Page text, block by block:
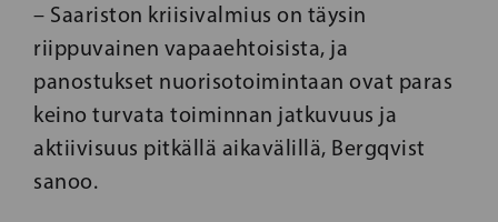
– Saariston kriisivalmius on täysin
riippuvainen vapaaehtoisista, ja
panostukset nuorisotoimintaan ovat paras
keino turvata toiminnan jatkuvuus ja
aktiivisuus pitkällä aikavälillä, Bergqvist
sanoo.